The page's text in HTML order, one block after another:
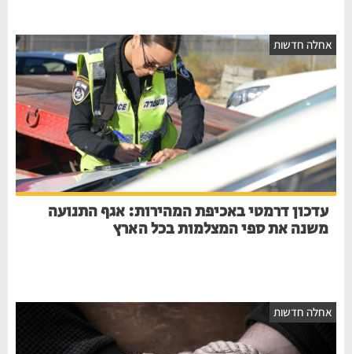
אחלה חדשות
עדכון דרמטי באכיפת המהירות: אגף התנועה
משנה את ספי המצלמות בכל הארץ
אחלה חדשות